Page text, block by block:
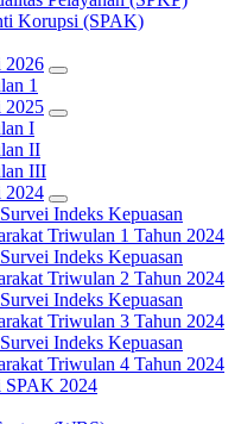
Korupsi (SPAK)
2026
1
2025
I
II
III
2024
Indeks Kepuasan
Triwulan 1 Tahun 2024
Indeks Kepuasan
Triwulan 2 Tahun 2024
Indeks Kepuasan
Triwulan 3 Tahun 2024
Indeks Kepuasan
Triwulan 4 Tahun 2024
SPAK 2024